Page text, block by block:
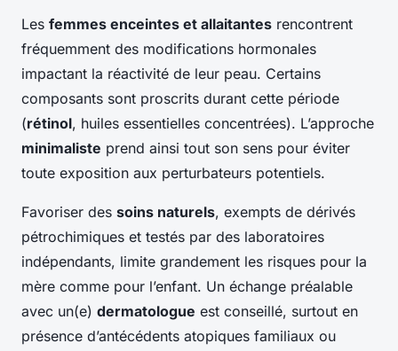
Les femmes enceintes et allaitantes rencontrent
fréquemment des modifications hormonales
impactant la réactivité de leur peau. Certains
composants sont proscrits durant cette période
(rétinol, huiles essentielles concentrées). L’approche
minimaliste prend ainsi tout son sens pour éviter
toute exposition aux perturbateurs potentiels.
Favoriser des soins naturels, exempts de dérivés
pétrochimiques et testés par des laboratoires
indépendants, limite grandement les risques pour la
mère comme pour l’enfant. Un échange préalable
avec un(e) dermatologue est conseillé, surtout en
présence d’antécédents atopiques familiaux ou